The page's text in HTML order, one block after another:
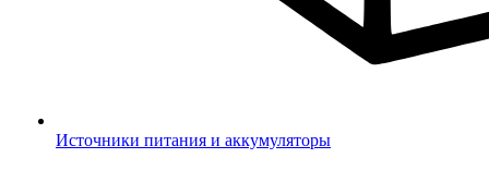
Источники питания и аккумуляторы